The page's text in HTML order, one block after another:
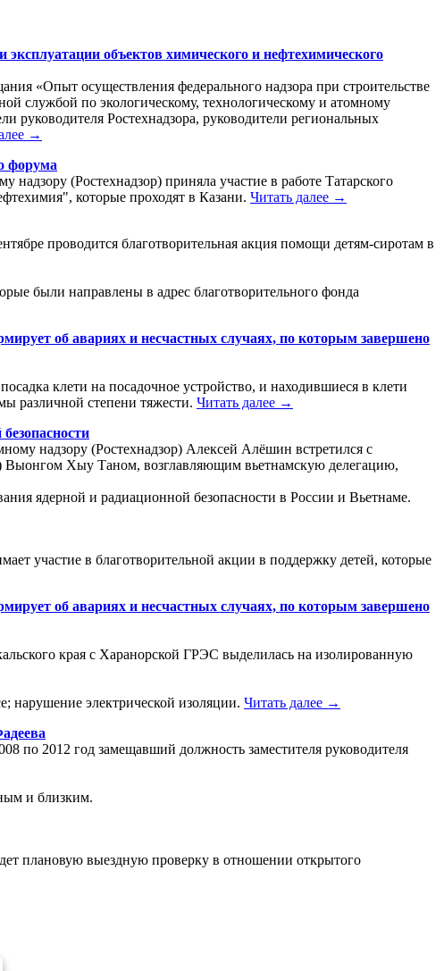
объектов химического и нефтехимического
«Опыт осуществления федерального надзора при строительстве
службой по экологическому, технологическому и атомному
руководителя Ростехнадзора, руководители региональных
→
форума
(Ростехнадзор) приняла участие в работе Татарского
которые проходят в Казани. Читать далее →
проводится благотворительная акция помощи детям-сиротам в
были направлены в адрес благотворительного фонда
об авариях и несчастных случаях, по которым завершено
клети на посадочное устройство, и находившиеся в клети
различной степени тяжести. Читать далее →
надзору (Ростехнадзор) Алексей Алёшин встретился с
Выонгом Хыу Таном, возглавляющим вьетнамскую делегацию,
ядерной и радиационной безопасности в России и Вьетнаме.
участие в благотворительной акции в поддержку детей, которые
об авариях и несчастных случаях, по которым завершено
края с Харанорской ГРЭС выделилась на изолированную
нарушение электрической изоляции. Читать далее →
по 2012 год замещавший должность заместителя руководителя
и близким.
плановую выездную проверку в отношении открытого